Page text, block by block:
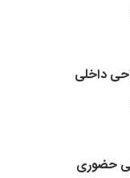
داخلی
حضوری